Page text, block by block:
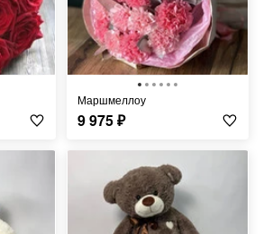
Маршмеллоу
9 975₽